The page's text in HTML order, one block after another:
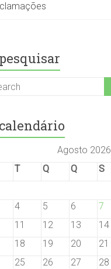
pesquisar
calendário
Agosto 2026
T Q Q S
4 5 6 7
11 12 13 14
18 19 20 21
25 26 27 28